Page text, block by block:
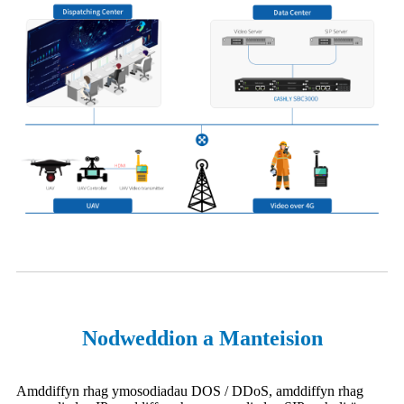
Nodweddion a Manteision
Amddiffyn rhag ymosodiadau DOS / DDoS, amddiffyn rhag